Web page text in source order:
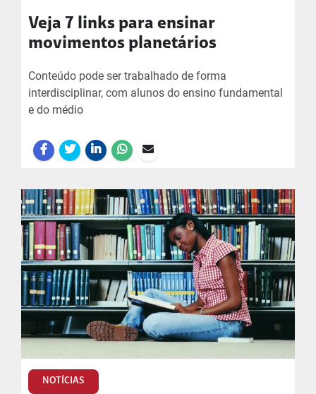
Veja 7 links para ensinar
movimentos planetários
Conteúdo pode ser trabalhado de forma
interdisciplinar, com alunos do ensino fundamental
e do médio
NOTÍCIAS